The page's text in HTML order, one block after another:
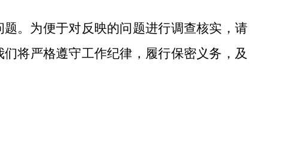
。为便于对反映的问题进行调查核实，请
将严格遵守工作纪律，履行保密义务，及